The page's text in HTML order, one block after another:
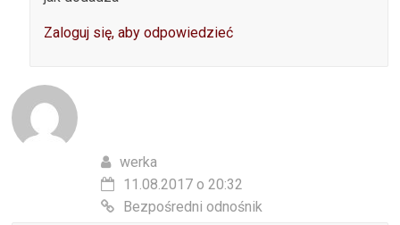
Zaloguj się, aby odpowiedzieć
werka
11.08.2017 o 20:32
Bezpośredni odnośnik